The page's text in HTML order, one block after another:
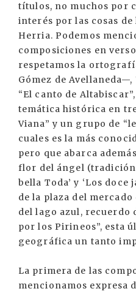
títulos, no muchos por
interés por las cosas
Herria. Podemos
composiciones en
respetamos la
Gómez de
“El canto de
temática histórica en
Viana” y un grupo de
cuales es la más
pero que abarca
flor del ángel (tradición
bella Toda’ y ‘Los doce
de la plaza del
del lago azul, recuerdo
por los Pirineos”, esta
geográfica un tanto
La primera de las
mencionamos expresa